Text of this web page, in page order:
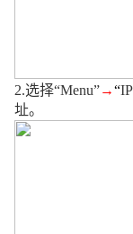
2.选择“Menu”→“
址。